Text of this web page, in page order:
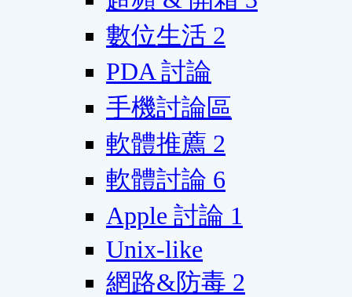
數位生活 2
PDA 討論
手機討論區
軟體推薦 2
軟體討論 6
Apple 討論 1
Unix-like
網路&防毒 2